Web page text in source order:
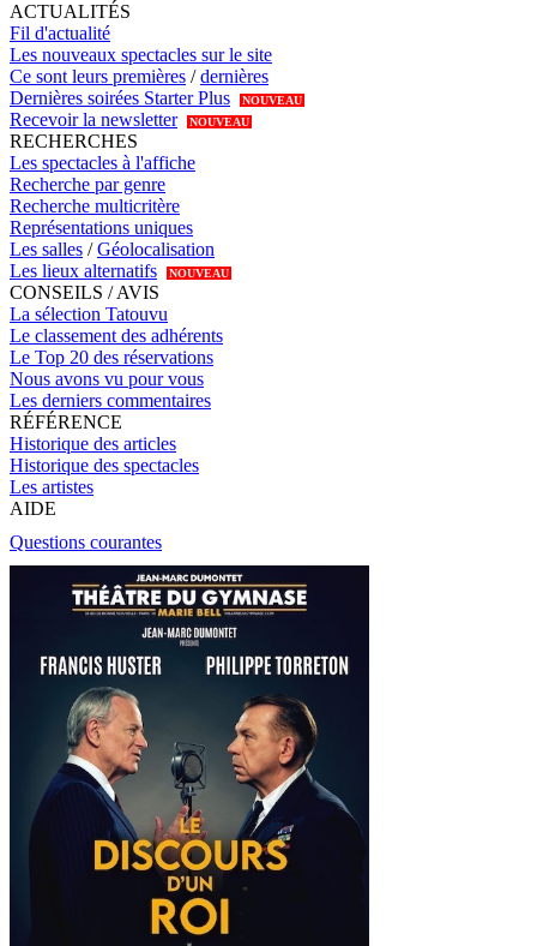
ACTUALITÉS
Fil d'actualité
Les nouveaux spectacles sur le site
Ce sont leurs premières /dernières
Dernières soirées Starter Plus
NOUVEAU
Recevoir la newsletter NOUVEAU
RECHERCHES
Les spectacles à l'affiche
Recherche par genre
Recherche multicritère
Représentations uniques
Les salles /Géolocalisation
Les lieux alternatifs
NOUVEAU
CONSEILS / AVIS
La sélection Tatouvu
Le classement des adhérents
Le Top 20 des réservations
Nous avons vu pour vous
Les derniers commentaires
RÉFÉRENCE
Historique des articles
Historique des spectacles
Les artistes
AIDE
Questions courantes